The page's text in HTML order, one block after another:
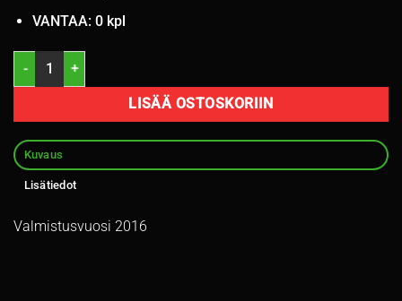
VANTAA: 0 kpl
235/45R19 Pirelli Scorpion Zero 99V kesä 5,5mm / 6-52 määrä
LISÄÄ OSTOSKORIIN
Kuvaus
Lisätiedot
Valmistusvuosi 2016